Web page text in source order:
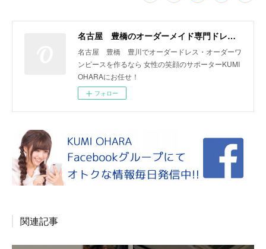
名古屋 豊橋のオーダーメイド専門ドレスデザイナー KUMI OHARA
名古屋 豊橋 豊川でオーダードレス・オーダーワ
ンピースを作るなら 女性の笑顔のサポーターKUMI
OHARAにお任せ！
フォロー
関連記事